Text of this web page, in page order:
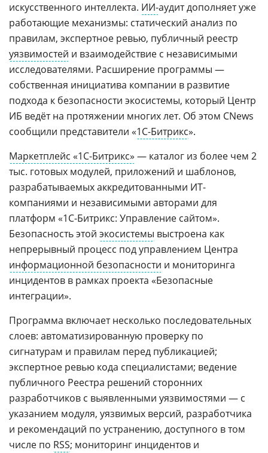
искусственного интеллекта. ИИ-аудит дополняет уже
работающие механизмы: статический анализ по
правилам, экспертное ревью, публичный реестр
уязвимостей и взаимодействие с независимыми
исследователями. Расширение программы —
собственная инициатива компании в развитие
подхода к безопасности экосистемы, который Центр
ИБ ведёт на протяжении многих лет. Об этом CNews
сообщили представители «1С-Битрикс».
Маркетплейс «1С-Битрикс» — каталог из более чем 2
тыс. готовых модулей, приложений и шаблонов,
разрабатываемых аккредитованными ИT-
компаниями и независимыми авторами для
платформ «1С-Битрикс: Управление сайтом».
Безопасность этой экосистемы выстроена как
непрерывный процесс под управлением Центра
информационной безопасности и мониторинга
инцидентов в рамках проекта «Безопасные
интеграции».
Программа включает несколько последовательных
слоев: автоматизированную проверку по
сигнатурам и правилам перед публикацией;
экспертное ревью кода специалистами; ведение
публичного Реестра решений сторонних
разработчиков с выявленными уязвимостями — с
указанием модуля, уязвимых версий, разработчика
и рекомендаций по устранению, доступного в том
числе по RSS; мониторинг инцидентов и